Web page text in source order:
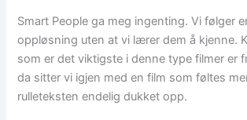
Smart People ga meg ingenting. Vi følger
oppløsning uten at vi lærer dem å kjenne.
som er det viktigste i denne type filmer er
da sitter vi igjen med en film som føltes
rulleteksten endelig dukket opp.